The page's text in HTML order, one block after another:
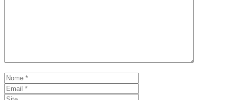
Nome